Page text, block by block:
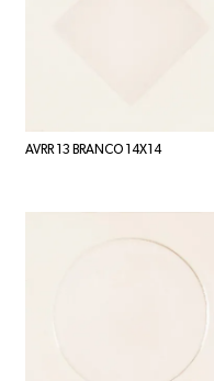
AVRR 13 BRANCO 14X14